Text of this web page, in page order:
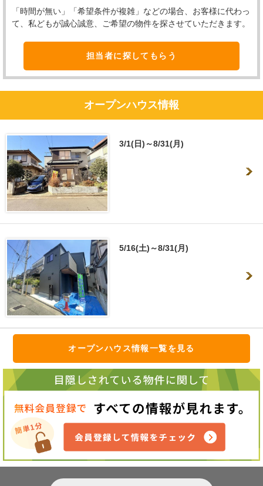
「時間が無い」「希望条件が複雑」などの場合、お客様に代わっ
て、私どもが誠心誠意、ご希望の物件を探させていただきます。
担当者に探してもらう
オープンハウス情報
3/1(日)～8/31(月)
5/16(土)～8/31(月)
オープンハウス情報一覧を見る